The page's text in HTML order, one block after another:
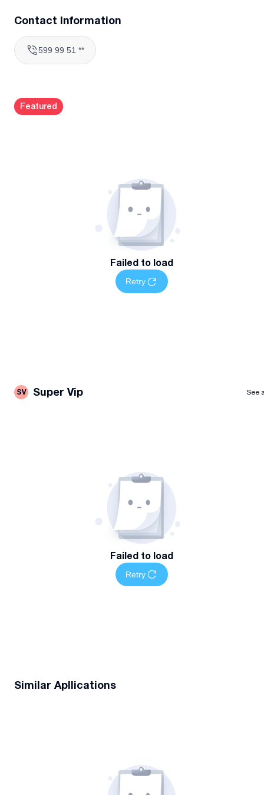
• მომსახურე პერსონალის კონტროლი
• კომუნალური და ინფრასტრუქტურული პრობლემების
დროული რეაგირება
სანდოობა • პასუხისმგებლობა • გამოცდილება
Contact Information
599 99 51 **
Featured
Failed to load
Retry
SV Super Vip See
Failed to load
Retry
Similar Apllications